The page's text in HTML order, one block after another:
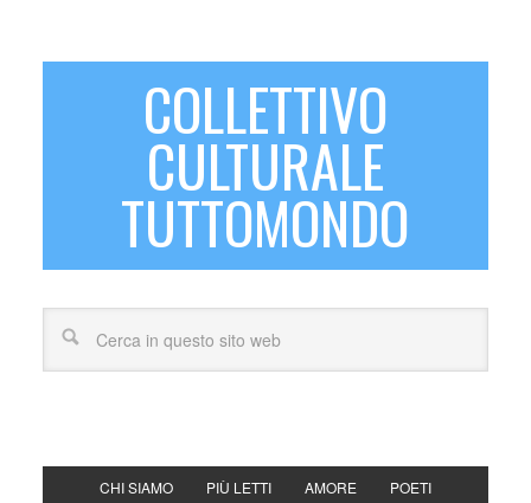
COLLETTIVO
CULTURALE
TUTTOMONDO
CHI SIAMO PIÙ LETTI AMORE POETI